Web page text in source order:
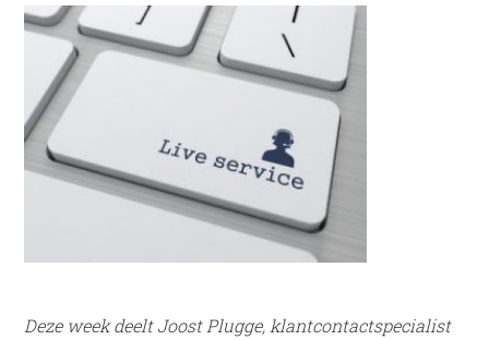
Deze week deelt Joost Plugge, klantcontactspecialist